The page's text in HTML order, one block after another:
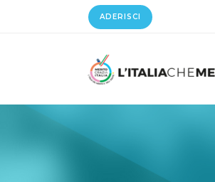
ADERISCI